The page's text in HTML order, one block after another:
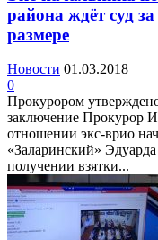
района ждёт суд
размере
Новости 01.03.2018
0
Прокурором
заключение Прокурор
отношении экс-врио
«Заларинский»
получении взятки...